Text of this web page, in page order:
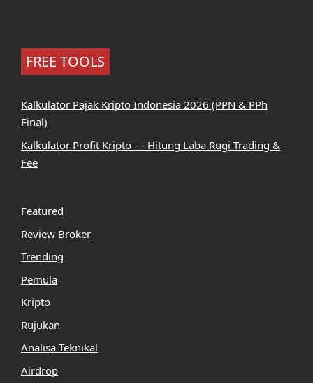
FREE TOOLS
Kalkulator Pajak Kripto Indonesia 2026 (PPN & PPh
Final)
Kalkulator Profit Kripto — Hitung Laba Rugi Trading &
Fee
Featured
Review Broker
Trending
Pemula
Kripto
Rujukan
Analisa Teknikal
Airdrop